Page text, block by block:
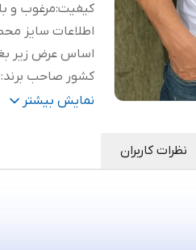
کیفیت:مرغوب و
اطلاعات سایز
اساس عرض زیر
کشور صاحب برند:
شستشو:آب سرد یا
تنخور:اسپرت و
نمایش بیشتر
نظرات کاربران